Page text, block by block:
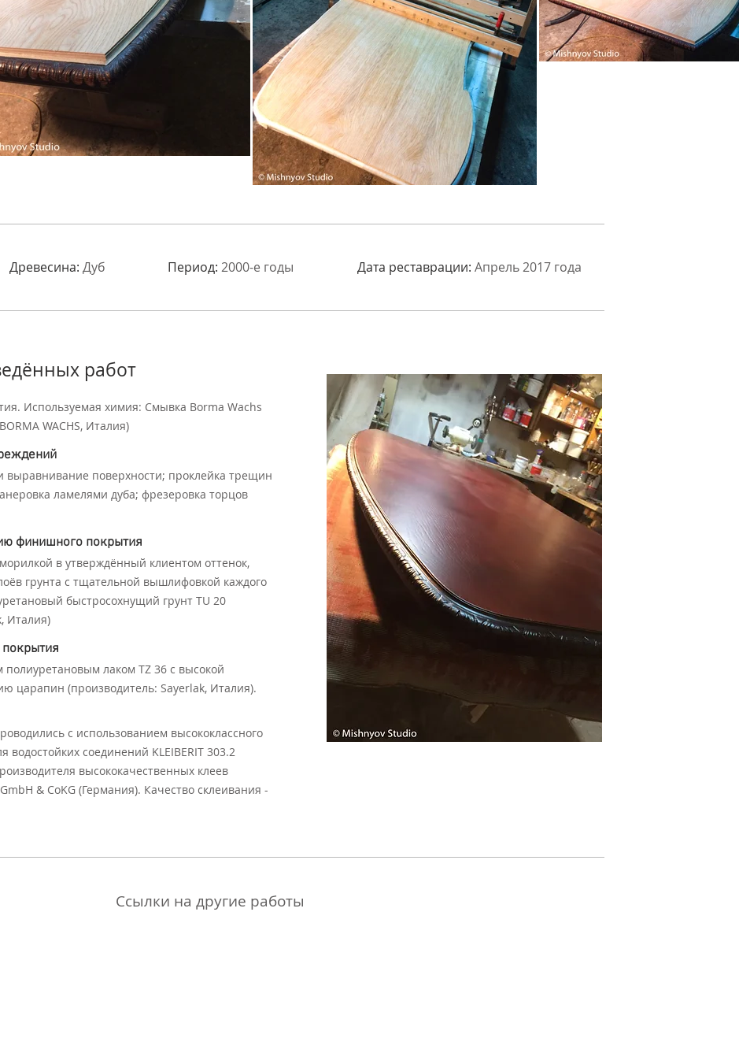
Древесина: Дуб Период: 2000-е годы Дата реставрации: Апрель 2017 года
работ
Используемая химия: Смывка Borma Wachs
WACHS, Италия)
выравнивание поверхности; проклейка трещин
ламелями дуба; фрезеровка торцов
финишного покрытия
в утверждённый клиентом оттенок,
грунта с тщательной вышлифовкой каждого
быстросохнущий грунт TU 20
Италия)
лаком ТZ 36 с высокой
царапин (производитель: Sayerlak, Италия).
с использованием высококлассного
водостойких соединений KLEIBERIT 303.2
высококачественных клеев
& CoKG (Германия). Качество склеивания -
Ссылки на другие работы